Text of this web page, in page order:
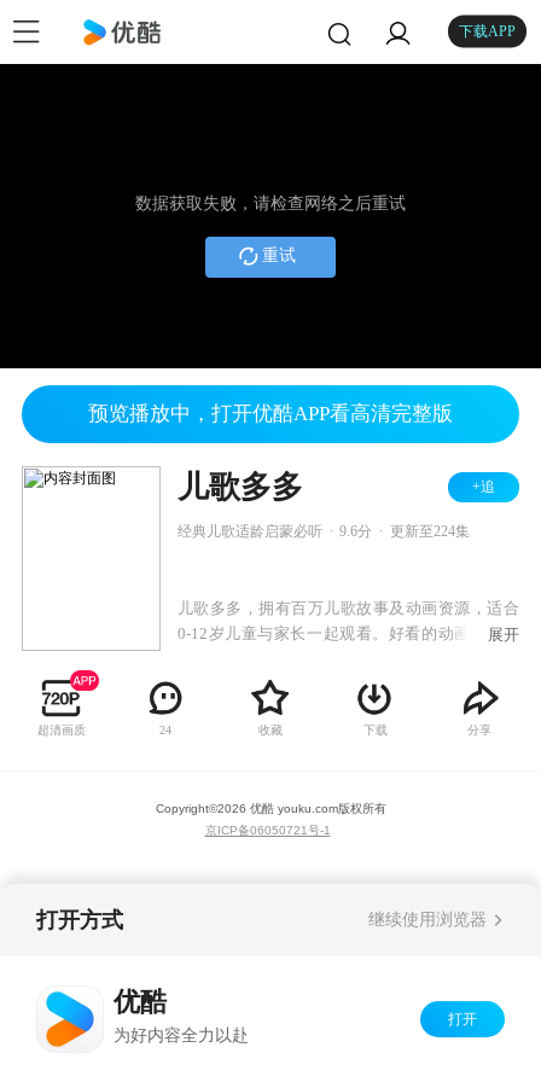
下载APP
数据获取失败，请检查网络之后重试
重试
预览播放中，打开优酷APP看高清完整版
儿歌多多 +追
经典儿歌适龄启蒙必听 9.6分 更新至224集
儿歌多多，拥有百万儿歌故事及动画资源，适合
0-12岁儿童与家长一起观看。好看的动画，好听
领。儿歌多多，给孩子一个快乐的童年。
展开
超清画质 24 收藏 下载 分享
Copyright©2026 优酷 youku.com版权所有
京ICP备06050721号-1
打开方式 继续使用浏览器
优酷
为好内容全力以赴
打开